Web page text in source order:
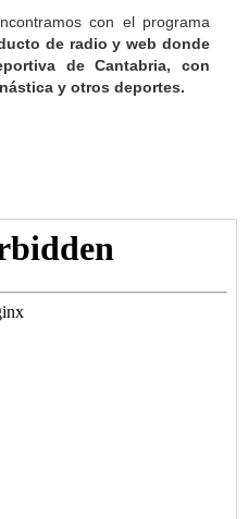
con el programa
de radio y web donde
de Cantabria, con
y otros deportes.